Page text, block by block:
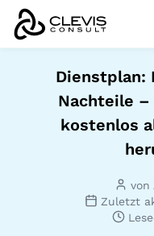
Dienstplan:
Nachteile
kostenlos
von
Zuletzt